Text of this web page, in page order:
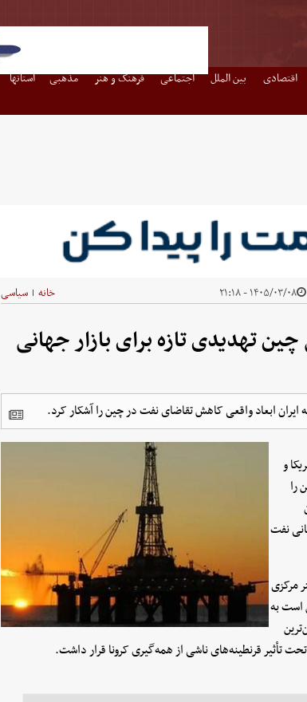
اقتصادی بین الملل اجتماعی فرهنگ و هنر مذهبی استانها
۱۴۰۵/۰۳/۰۸ - ۲۱:۱۸ خانه | سیاسی
تهدیدی تازه برای بازار جهانی
ابعاد واقعی کاهش تقاضای نفت در چین را آشکار کرد.
و
را
نفت
مرکزی
است به